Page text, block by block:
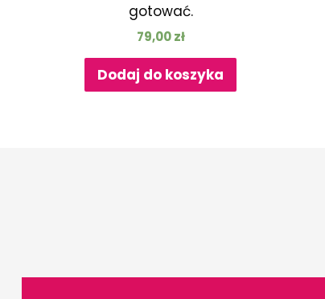
gotować.
79,00zł
Dodaj do koszyka